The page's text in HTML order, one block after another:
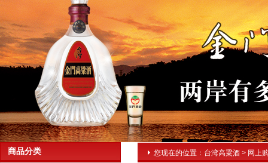
商品分类 您现在的位置： 台湾高粱酒 > 网上